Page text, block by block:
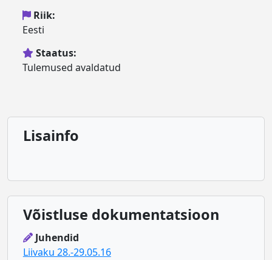
Riik:
Eesti
Staatus:
Tulemused avaldatud
Lisainfo
Võistluse dokumentatsioon
Juhendid
Liivaku 28.-29.05.16